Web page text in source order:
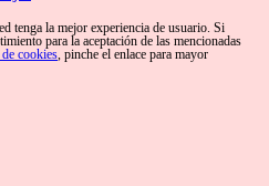
tenga la mejor experiencia de usuario. Si
para la aceptación de las mencionadas
cookies, pinche el enlace para mayor